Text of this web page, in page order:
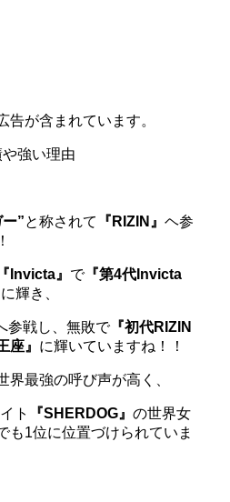
告が含まれています。
”と称されて 『RIZIN』ヘ参
『Invicta』 で『第4代Invicta
に輝き、
参戦し、無敗で『初代RIZIN
座』 に輝いていますね！！
界最強の呼び声が高く、
ト 『SHERDOG』の世界女
も1位に位置づけられていま